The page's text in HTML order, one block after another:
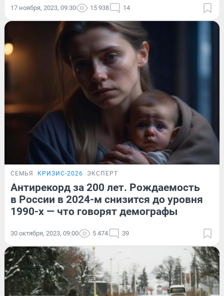
17 ноября, 2023, 09:30 15 938 14
СЕМЬЯ КРИЗИС-2026 ЭКСПЕРТ
Антирекорд за 200 лет. Рождаемость
в России в 2024-м снизится до уровня
1990-х — что говорят демографы
30 октября, 2023, 09:00 5 474 39